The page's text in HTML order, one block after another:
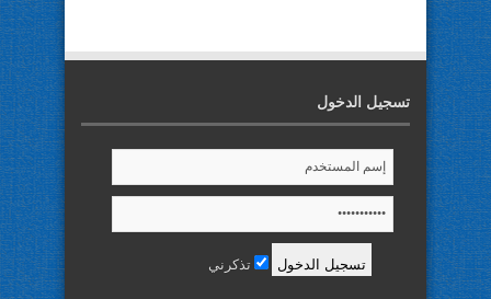
تسجيل الدخول
تذكرني